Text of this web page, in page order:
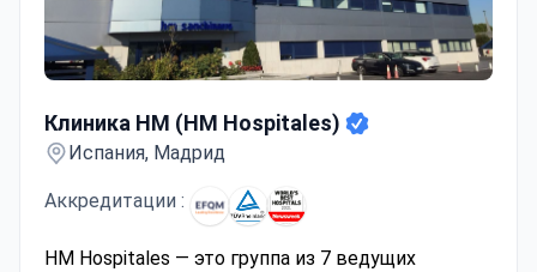
Клиника НМ (HM Hospitales)
Испания, Мадрид
Аккредитации :
HM Hospitales — это группа из 7 ведущих